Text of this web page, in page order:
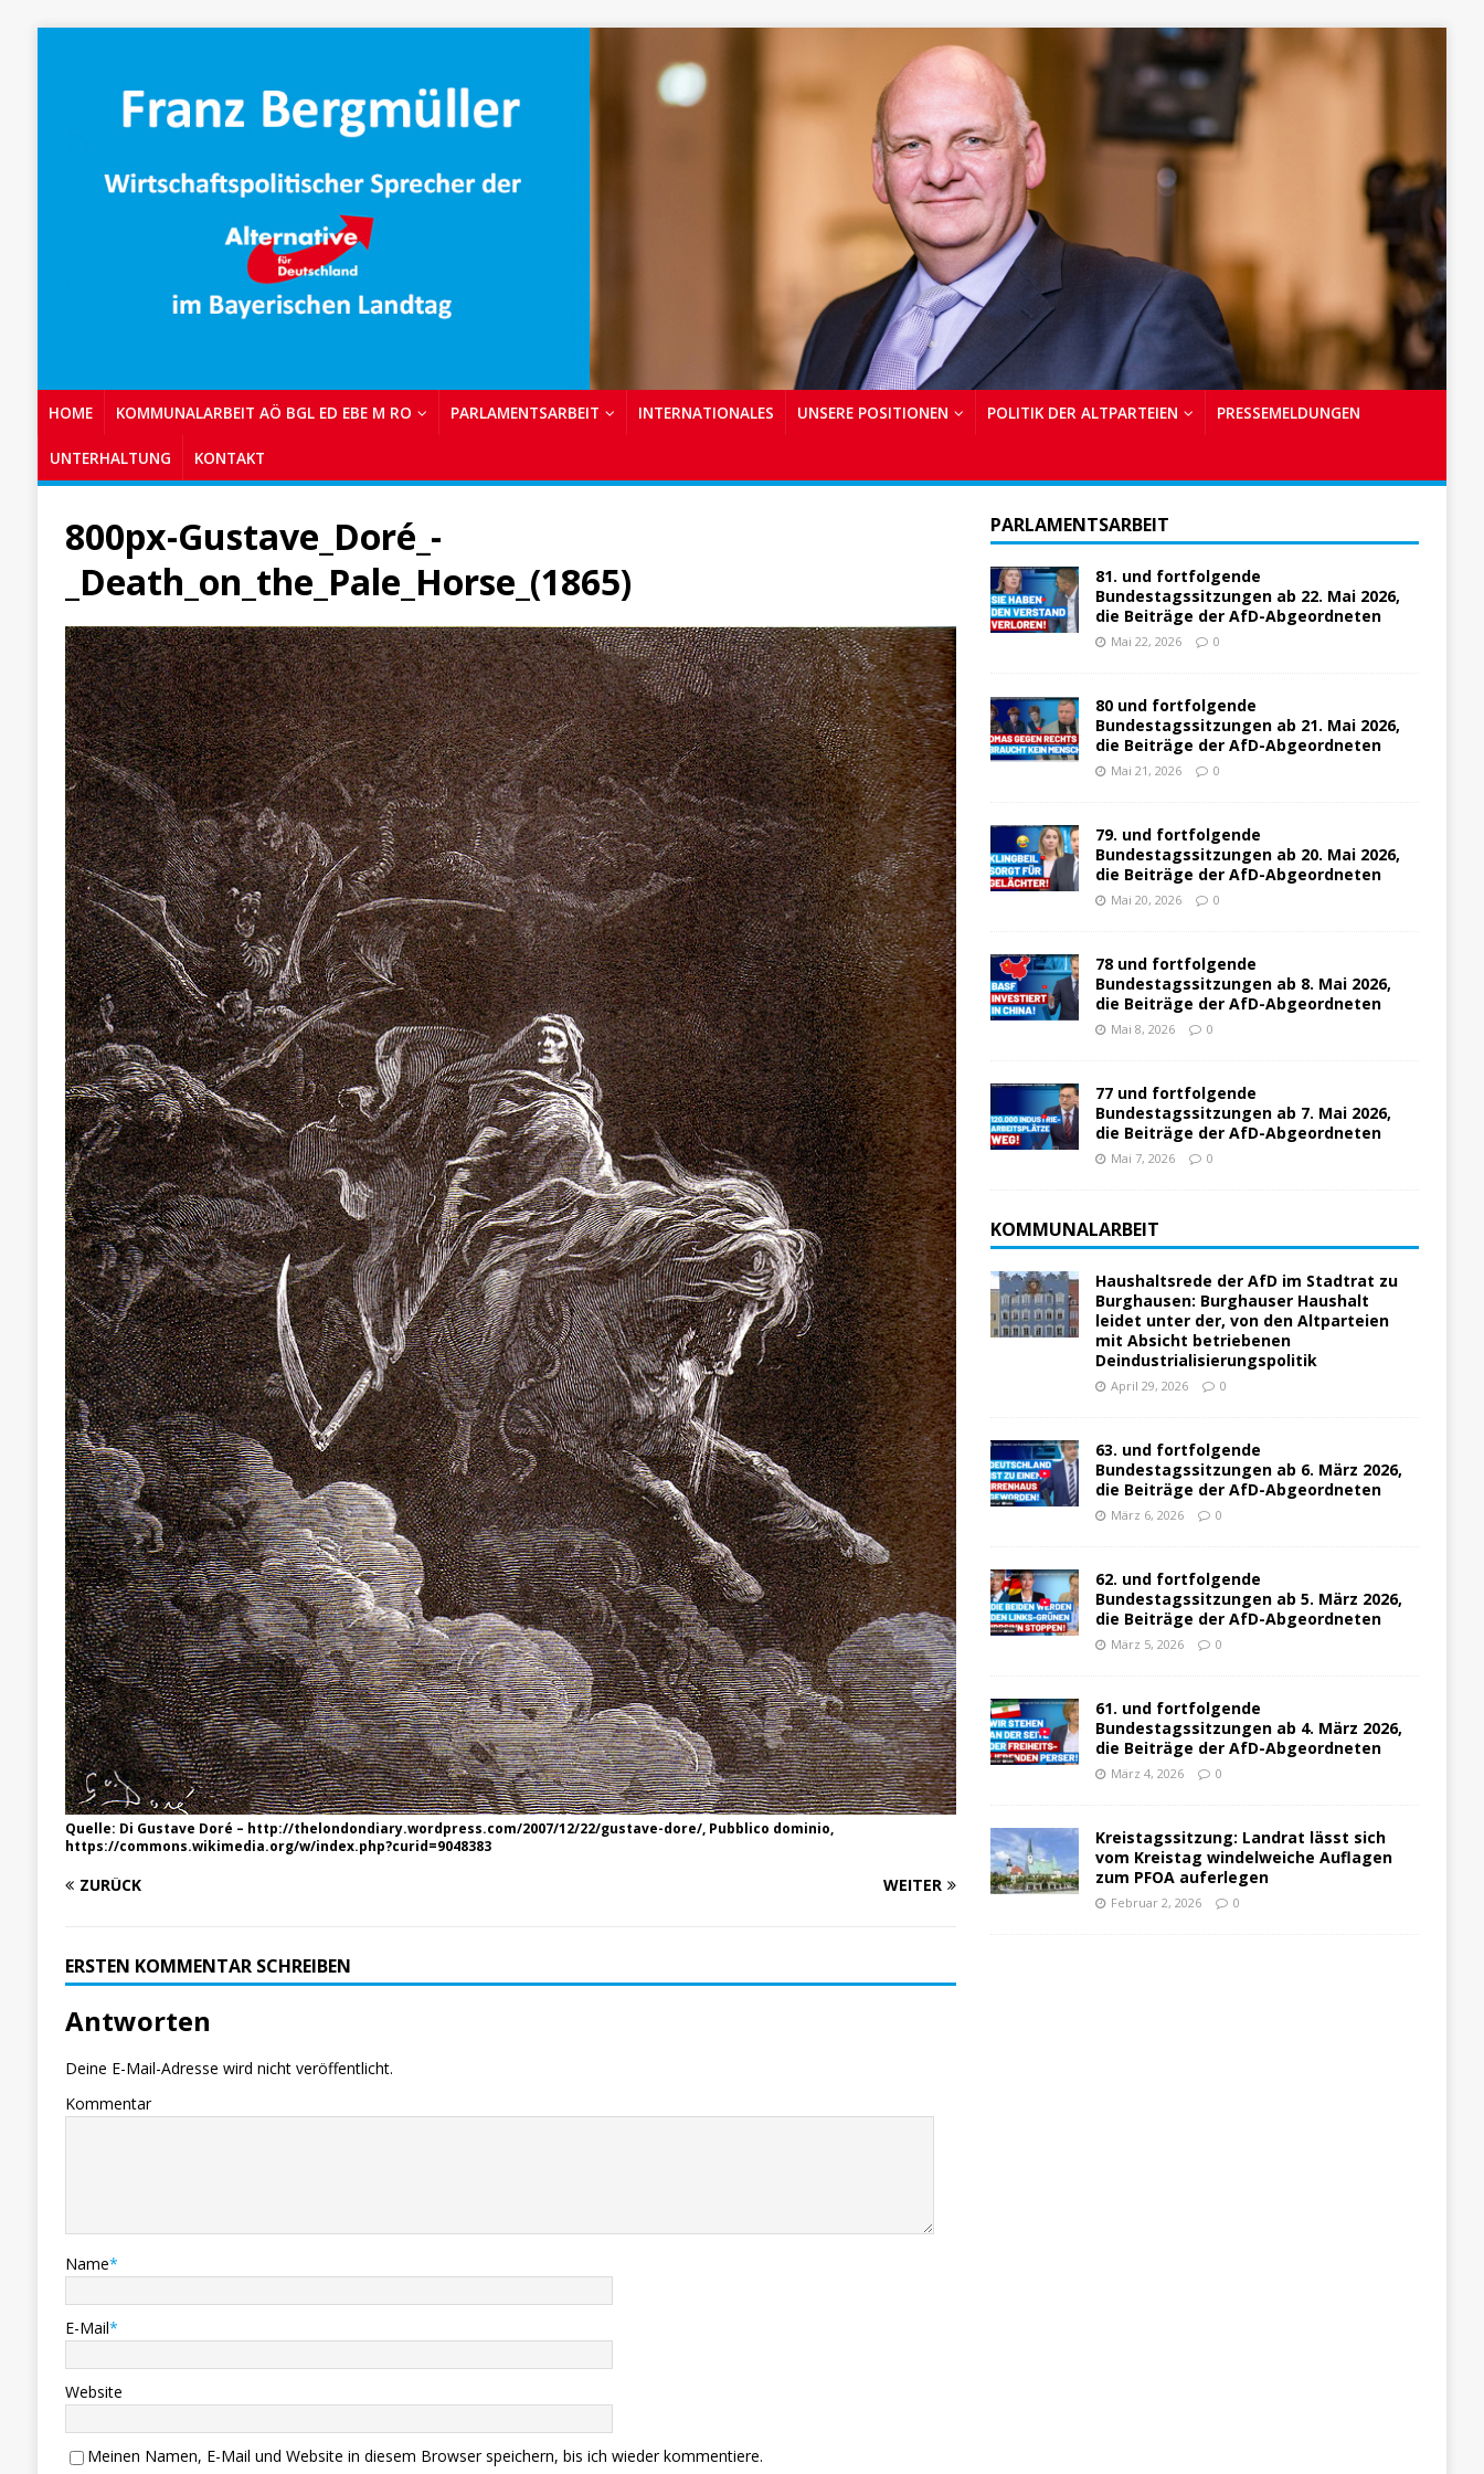
HOME KOMMUNALARBEIT AÖ BGL ED EBE M RO PARLAMENTSARBEIT INTERNATIONALES UNSERE POSITIONEN POLITIK DER ALTPARTEIEN PRESSEMELDUNGEN
UNTERHALTUNG KONTAKT
800px-Gustave_Doré_-
_Death_on_the_Pale_Horse_(1865)
Quelle: Di Gustave Doré – http://thelondondiary.wordpress.com/2007/12/22/gustave-dore/, Pubblico dominio,
https://commons.wikimedia.org/w/index.php?curid=9048383
ZURÜCK WEITER
ERSTEN KOMMENTAR SCHREIBEN
Antworten
Deine E-Mail-Adresse wird nicht veröffentlicht.
Kommentar
Name*
E-Mail*
Website
Meinen Namen, E-Mail und Website in diesem Browser speichern, bis ich wieder kommentiere.
PARLAMENTSARBEIT
81. und fortfolgende
Bundestagssitzungen ab 22. Mai 2026,
die Beiträge der AfD-Abgeordneten
Mai 22, 2026 0
80 und fortfolgende
Bundestagssitzungen ab 21. Mai 2026,
die Beiträge der AfD-Abgeordneten
Mai 21, 2026 0
79. und fortfolgende
Bundestagssitzungen ab 20. Mai 2026,
die Beiträge der AfD-Abgeordneten
Mai 20, 2026 0
78 und fortfolgende
Bundestagssitzungen ab 8. Mai 2026,
die Beiträge der AfD-Abgeordneten
Mai 8, 2026 0
77 und fortfolgende
Bundestagssitzungen ab 7. Mai 2026,
die Beiträge der AfD-Abgeordneten
Mai 7, 2026 0
KOMMUNALARBEIT
Haushaltsrede der AfD im Stadtrat zu
Burghausen: Burghauser Haushalt
leidet unter der, von den Altparteien
mit Absicht betriebenen
Deindustrialisierungspolitik
April 29, 2026 0
63. und fortfolgende
Bundestagssitzungen ab 6. März 2026,
die Beiträge der AfD-Abgeordneten
März 6, 2026 0
62. und fortfolgende
Bundestagssitzungen ab 5. März 2026,
die Beiträge der AfD-Abgeordneten
März 5, 2026 0
61. und fortfolgende
Bundestagssitzungen ab 4. März 2026,
die Beiträge der AfD-Abgeordneten
März 4, 2026 0
Kreistagssitzung: Landrat lässt sich
vom Kreistag windelweiche Auflagen
zum PFOA auferlegen
Februar 2, 2026 0